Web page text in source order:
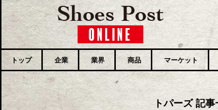
トップ 企業 業界 商品 マーケット
トパーズ 記